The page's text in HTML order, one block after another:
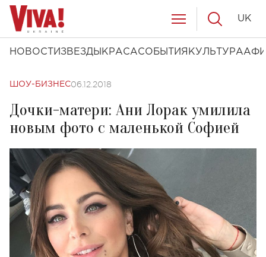
НОВОСТИ ЗВЕЗДЫ КРАСАСОБЫТИЯ КУЛЬТУРА
UK
ШОУ-БИЗНЕС06.12.2018
Дочки-матери: Ани Лорак умилила
новым фото с маленькой Софией